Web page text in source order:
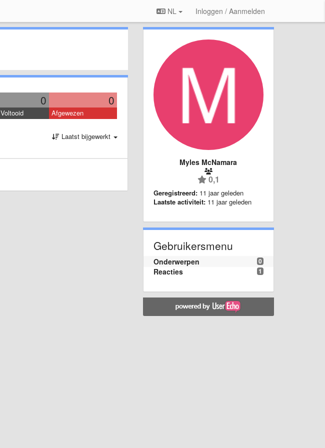
NL Inloggen / Aanmelden
0 0
Voltooid Afgewezen
Laatst bijgewerkt
Myles McNamara
0,1
Geregistreerd: 11 jaar geleden
Laatste activiteit: 11 jaar geleden
Gebruikersmenu
0
Onderwerpen
1
Reacties